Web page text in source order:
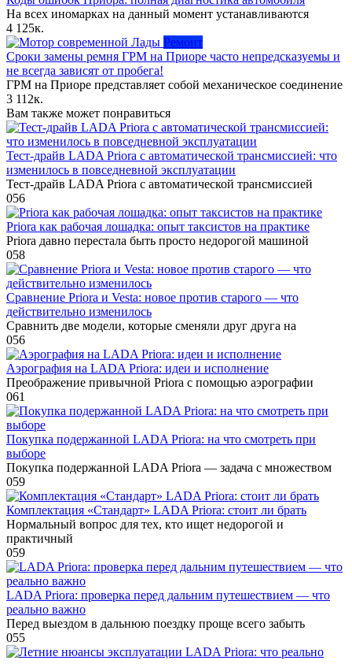
На всех иномарках на данный момент устанавливаются
4 125к.
Ремонт
Сроки замены ремня ГРМ на Приоре часто непредсказуемы и
не всегда зависят от пробега!
ГРМ на Приоре представляет собой механическое соединение
3 112к.
Вам также может понравиться
Тест‑драйв LADA Priora с автоматической трансмиссией: что
изменилось в повседневной эксплуатации
Тест‑драйв LADA Priora с автоматической трансмиссией
056
Priora как рабочая лошадка: опыт таксистов на практике
Priora давно перестала быть просто недорогой машиной
058
Сравнение Priora и Vesta: новое против старого — что
действительно изменилось
Сравнить две модели, которые сменяли друг друга на
056
Аэрография на LADA Priora: идеи и исполнение
Преображение привычной Priora с помощью аэрографии
061
Покупка подержанной LADA Priora: на что смотреть при
выборе
Покупка подержанной LADA Priora — задача с множеством
059
Комплектация «Стандарт» LADA Priora: стоит ли брать
Нормальный вопрос для тех, кто ищет недорогой и
практичный
059
LADA Priora: проверка перед дальним путешествием — что
реально важно
Перед выездом в дальнюю поездку проще всего забыть
055